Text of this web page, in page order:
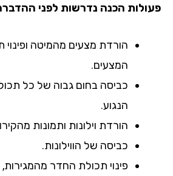
פעולות הכנה נדרשות לפני
הורדת מצעים מהמיטה ופינוי
המצעים.
כביסה בחום גבוה של כל
הנגוע.
הורדת וילונות ותמונות
כביסה של הווילונות.
פינוי תכולת החדר